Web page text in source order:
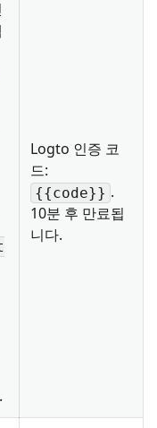
Logto 인증 코
드:
{{code}} .
10분 후 만료됩
니다.